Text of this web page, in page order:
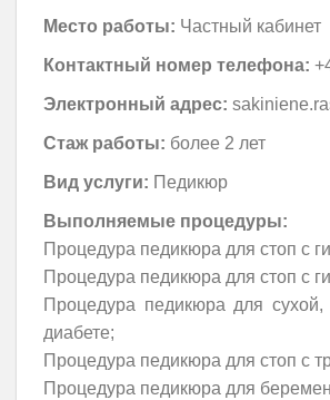
Место работы: Частный кабинет
Контактный номер телефона:
Электронный адрес:
Стаж работы: более 2 лет
Вид услуги: Педикюр
Выполняемые процедуры:
Процедура педикюра для стоп с
Процедура педикюра для стоп с
Процедура педикюра для
диабете;
Процедура педикюра для стоп с
Процедура педикюра для